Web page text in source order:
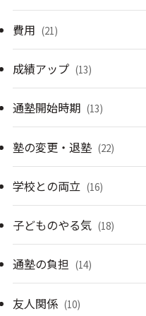
費用 (21)
成績アップ (13)
通塾開始時期 (13)
塾の変更・退塾 (22)
学校との両立 (16)
子どものやる気 (18)
通塾の負担 (14)
友人関係 (10)